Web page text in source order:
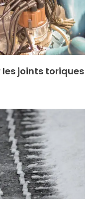
les joints toriques